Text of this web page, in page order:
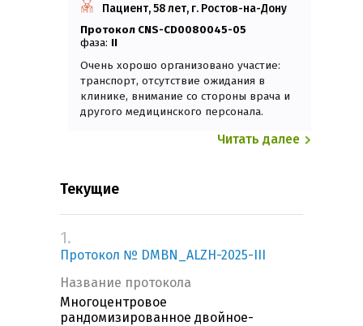
Пациент, 58 лет, г. Ростов-на-Дону
Протокол CNS-CD0080045-05
фаза: II
Очень хорошо организовано участие:
транспорт, отсутствие ожидания в
клинике, внимание со стороны врача и
другого медицинского персонала.
Читать далее
Текущие
1.
Протокол № DMBN_ALZH-2025-III
Название протокола
Многоцентровое
рандомизированное двойное-